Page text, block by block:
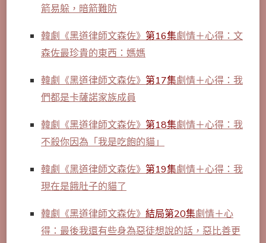
箭易躲，暗箭難防
韓劇《黑道律師文森佐》 第16集劇情＋心得：文
森佐最珍貴的東西：媽媽
韓劇《黑道律師文森佐》 第17集劇情＋心得：我
們都是卡薩諾家族成員
韓劇《黑道律師文森佐》 第18集劇情＋心得：我
不殺你因為「我是吃飽的貓」
韓劇《黑道律師文森佐》 第19集劇情＋心得：我
現在是餓肚子的貓了
韓劇《黑道律師文森佐》 結局第20集劇情＋心
得：最後我還有些身為惡徒想說的話，惡比善更